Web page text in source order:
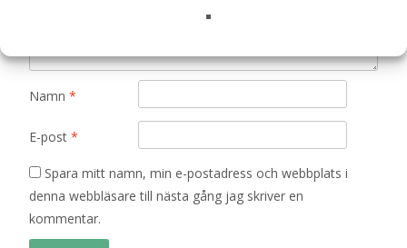
Namn *
E-post *
Spara mitt namn, min e-postadress och webbplats i
denna webbläsare till nästa gång jag skriver en
kommentar.